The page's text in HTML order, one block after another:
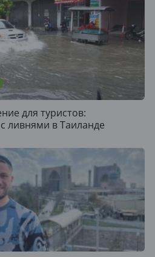
для туристов:
ливнями в Таиланде